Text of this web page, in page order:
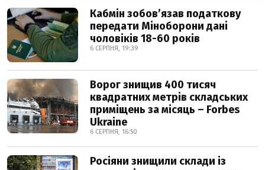
Кабмін зобовʼязав податкову
передати Міноборони дані
чоловіків 18-60 років
6 СЕРПНЯ, 19:39
Ворог знищив 400 тисяч
квадратних метрів складських
приміщень за місяць – Forbes
Ukraine
6 СЕРПНЯ, 16:50
Росіяни знищили склади із